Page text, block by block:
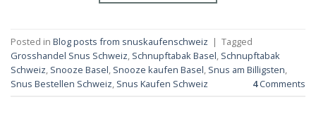
Posted in Blog posts from snuskaufenschweiz | Tagged
Grosshandel Snus Schweiz, Schnupftabak Basel, Schnupftabak
Schweiz, Snooze Basel, Snooze kaufen Basel, Snus am Billigsten,
Snus Bestellen Schweiz, Snus Kaufen Schweiz 4Comments